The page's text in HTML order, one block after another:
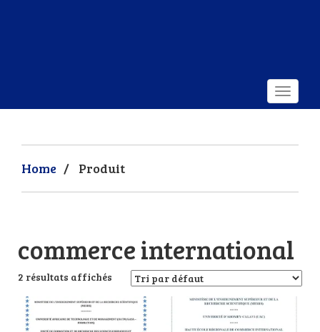
Home / Produit
commerce international
2 résultats affichés